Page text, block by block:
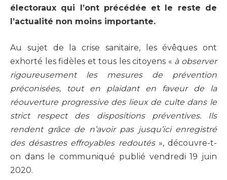
électoraux qui l’ont précédée et le reste de
l’actualité non moins importante.
Au sujet de la crise sanitaire, les évêques ont
exhorté les fidèles et tous les citoyens « à observer
rigoureusement les mesures de prévention
préconisées, tout en plaidant en faveur de la
réouverture progressive des lieux de culte dans le
strict respect des dispositions préventives. Ils
rendent grâce de n’avoir pas jusqu’ici enregistré
des désastres effroyables redoutés », découvre-t-
on dans le communiqué publié vendredi 19 juin
2020.